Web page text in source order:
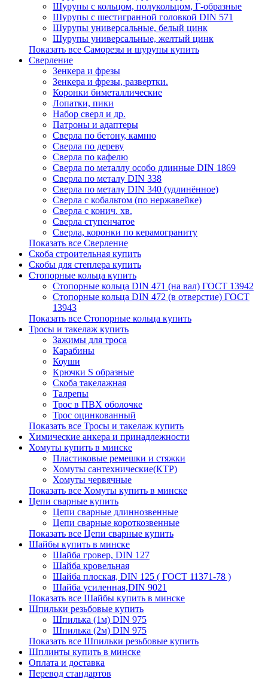
Шурупы с кольцом, полукольцом, Г-образные
Шурупы с шестигранной головкой DIN 571
Шурупы универсальные, белый цинк
Шурупы универсальные, желтый цинк
Показать все Саморезы и шурупы купить
Сверление
Зенкера и фрезы
Зенкера и фрезы, развертки.
Коронки биметаллические
Лопатки, пики
Набор сверл и др.
Патроны и адаптеры
Сверла по бетону, камню
Сверла по дереву
Сверла по кафелю
Сверла по металлу особо длинные DIN 1869
Сверла по металу DIN 338
Сверла по металу DIN 340 (удлинённое)
Сверла с кобальтом (по нержавейке)
Сверла с конич. хв.
Сверла ступенчатое
Сверла, коронки по керамограниту
Показать все Сверление
Скоба строительная купить
Скобы для степлера купить
Стопорные кольца купить
Стопорные кольца DIN 471 (на вал) ГОСТ 13942
Стопорные кольца DIN 472 (в отверстие) ГОСТ
13943
Показать все Стопорные кольца купить
Тросы и такелаж купить
Зажимы для троса
Карабины
Коуши
Крючки S образные
Скоба такелажная
Талрепы
Трос в ПВХ оболочке
Трос оцинкованный
Показать все Тросы и такелаж купить
Химические анкера и принадлежности
Хомуты купить в минске
Пластиковые ремешки и стяжки
Хомуты сантехнические(КТР)
Хомуты червячные
Показать все Хомуты купить в минске
Цепи сварные купить
Цепи сварные длиннозвенные
Цепи сварные короткозвенные
Показать все Цепи сварные купить
Шайбы купить в минске
Шайба гровер, DIN 127
Шайба кровельная
Шайба плоская, DIN 125 ( ГОСТ 11371-78 )
Шайба усиленная,DIN 9021
Показать все Шайбы купить в минске
Шпильки резьбовые купить
Шпилька (1м) DIN 975
Шпилька (2м) DIN 975
Показать все Шпильки резьбовые купить
Шплинты купить в минске
Оплата и доставка
Перевод стандартов